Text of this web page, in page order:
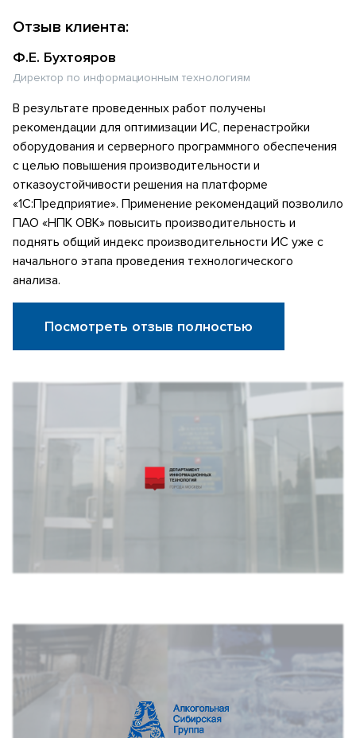
Отзыв клиента:
Ф.Е. Бухтояров
Директор по информационным технологиям
В результате проведенных работ получены
рекомендации для оптимизации ИС, перенастройки
оборудования и серверного программного обеспечения
с целью повышения производительности и
отказоустойчивости решения на платформе
«1С:Предприятие». Применение рекомендаций позволило
ПАО «НПК ОВК» повысить производительность и
поднять общий индекс производительности ИС уже с
начального этапа проведения технологического
анализа.
Посмотреть отзыв полностью